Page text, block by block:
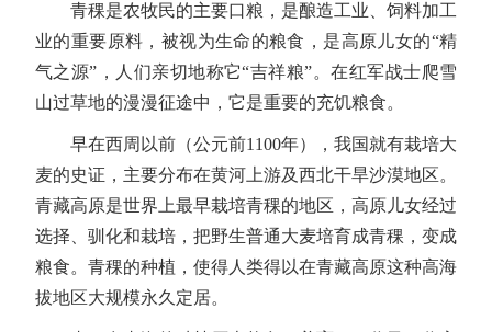
青稞是农牧民的主要口粮，是酿造工业、饲料加工
业的重要原料，被视为生命的粮食，是高原儿女的“精
气之源”，人们亲切地称它“吉祥粮”。在红军战士爬雪
山过草地的漫漫征途中，它是重要的充饥粮食。
早在西周以前（公元前1100年），我国就有栽培大
麦的史证，主要分布在黄河上游及西北干旱沙漠地区。
青藏高原是世界上最早栽培青稞的地区，高原儿女经过
选择、驯化和栽培，把野生普通大麦培育成青稞，变成
粮食。青稞的种植，使得人类得以在青藏高原这种高海
拔地区大规模永久定居。